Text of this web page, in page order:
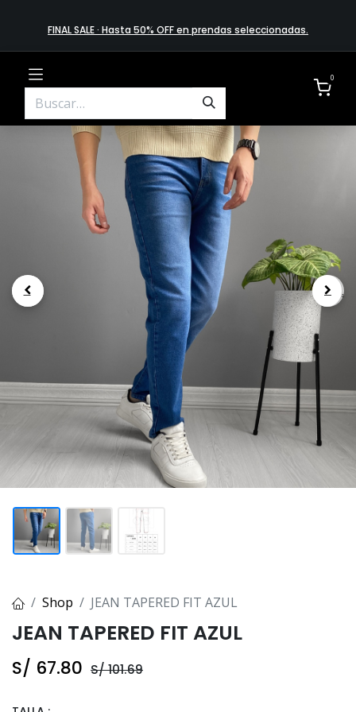
FINAL SALE · Hasta 50% OFF en prendas​ selecciona​das.
0
.
Shop JEAN TAPERED FIT AZUL
JEAN TAPERED FIT AZUL
S/ 67.80 S/101.69